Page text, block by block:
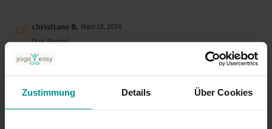
Zustimmung Details Über Cookies
christiane B. März 18, 2024
Das Beste!
0
Irène W. Februar 27, 2024